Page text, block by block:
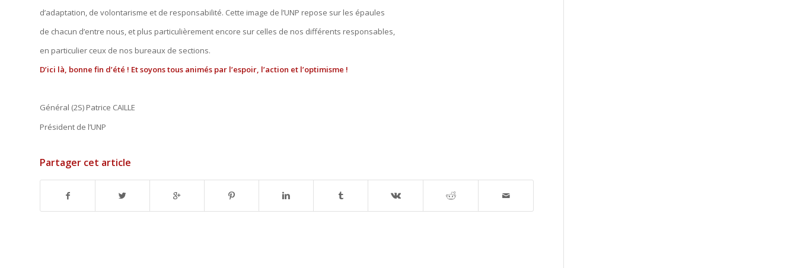
d’adaptation, de volontarisme et de responsabilité. Cette image de l’UNP repose sur les épaules
de chacun d’entre nous, et plus particulièrement encore sur celles de nos différents responsables,
en particulier ceux de nos bureaux de sections.
D’ici là, bonne fin d’été ! Et soyons tous animés par l’espoir, l’action et l’optimisme !
Général (2S) Patrice CAILLE
Président de l’UNP
Partager cet article